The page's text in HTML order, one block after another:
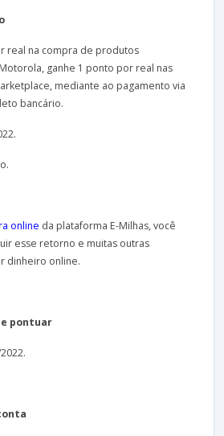
real na compra de produtos
ganhe 1 ponto por real nas
mediante ao pagamento via
bancário.
online da plataforma E-Milhas, você
esse retorno e muitas outras
dinheiro online.
pontuar